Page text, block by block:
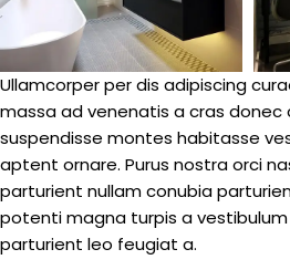
Ullamcorper per dis adipiscing
massa ad venenatis a cras donec
suspendisse montes habitasse
aptent ornare. Purus nostra orci
parturient nullam conubia
potenti magna turpis a
parturient leo feugiat a.